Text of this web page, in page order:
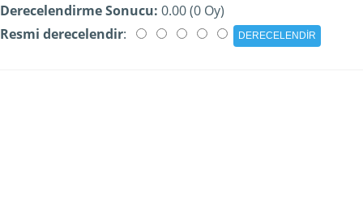
Derecelendirme Sonucu: 0.00 (0 Oy)
Resmi derecelendir: